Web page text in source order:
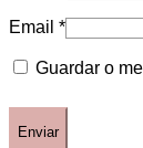
Email *
Guardar o